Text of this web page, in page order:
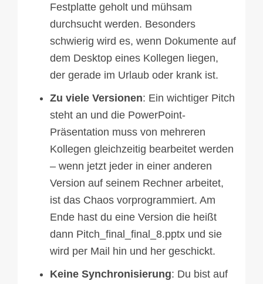
Festplatte geholt und mühsam
durchsucht werden. Besonders
schwierig wird es, wenn Dokumente auf
dem Desktop eines Kollegen liegen,
der gerade im Urlaub oder krank ist.
Zu viele Versionen: Ein wichtiger Pitch
steht an und die PowerPoint-
Präsentation muss von mehreren
Kollegen gleichzeitig bearbeitet werden
– wenn jetzt jeder in einer anderen
Version auf seinem Rechner arbeitet,
ist das Chaos vorprogrammiert. Am
Ende hast du eine Version die heißt
dann Pitch_final_final_8.pptx und sie
wird per Mail hin und her geschickt.
Keine Synchronisierung: Du bist auf